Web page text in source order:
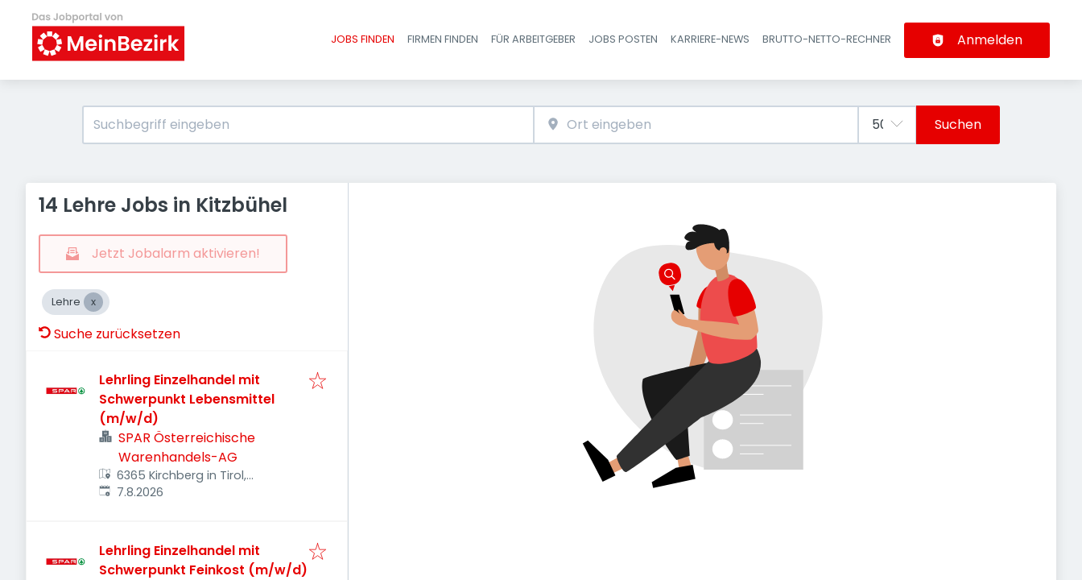
Haupt-Navigation
JOBS FINDEN FIRMEN FINDEN FÜR ARBEITGEBER JOBS POSTEN KARRIERE-NEWS BRUTTO-NETTO-RECHNER Anmelden
Suchen
14 Lehre Jobs in Kitzbühel
Jetzt Jobalarm aktivieren!
Lehre
Suche zurücksetzen
Lehrling Einzelhandel mit
Schwerpunkt Lebensmittel
(m/w/d)
SPAR Österreichische
Warenhandels-AG
6365 Kirchberg in Tirol,
Österreich
Veröffentlicht
7.8.2026
Lehrling Einzelhandel mit
Schwerpunkt Feinkost (m/w/d)